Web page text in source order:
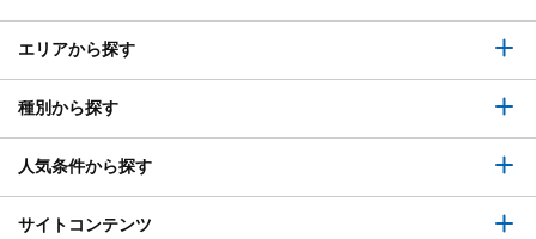
エリアから探す
種別から探す
人気条件から探す
サイトコンテンツ